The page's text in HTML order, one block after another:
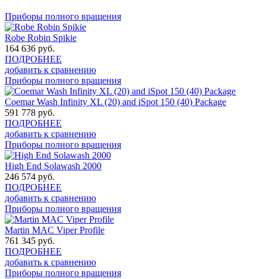
Приборы полного вращения
Robe Robin Spikie
164 636 руб.
ПОДРОБНЕЕ
добавить к сравнению
Приборы полного вращения
Coemar Wash Infinity XL (20) and iSpot 150 (40) Package
591 778 руб.
ПОДРОБНЕЕ
добавить к сравнению
Приборы полного вращения
High End Solawash 2000
246 574 руб.
ПОДРОБНЕЕ
добавить к сравнению
Приборы полного вращения
Martin MAC Viper Profile
761 345 руб.
ПОДРОБНЕЕ
добавить к сравнению
Приборы полного вращения